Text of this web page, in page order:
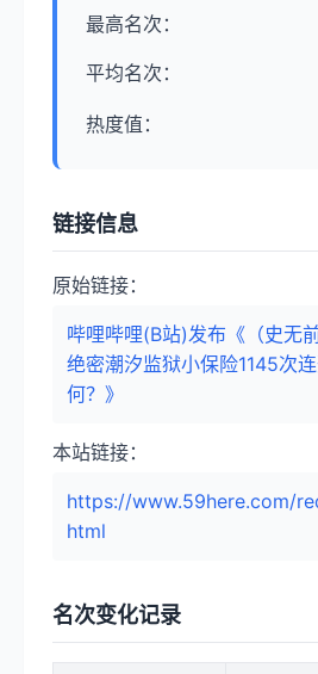
最高名次：
平均名次：
热度值：
链接信息
原始链接：
哔哩哔哩(B站)发布《（史无
绝密潮汐监狱小保险1145次
何？》
本站链接：
https://www.59here.com/
html
名次变化记录